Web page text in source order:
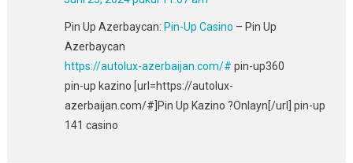
Pin Up Azerbaycan: Pin-Up Casino – Pin Up
Azerbaycan
https://autolux-azerbaijan.com/# pin-up360
pin-up kazino [url=https://autolux-
azerbaijan.com/#]Pin Up Kazino ?Onlayn[/url] pin-up
141 casino